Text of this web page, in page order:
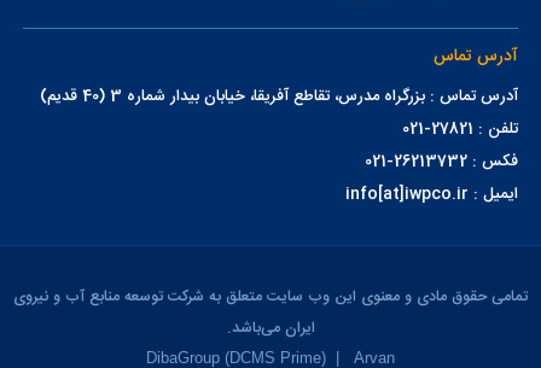
آدرس تماس
آدرس تماس : بزرگراه مدرس، تقاطع آفریقا، خیابان بیدار شماره 3 (40 قدیم)
تلفن : 27821-021
فکس : 26213732-021
ایمیل : info[at]iwpco.ir
تمامی حقوق مادی و معنوی این وب سایت متعلق به شرکت توسعه منابع آب و نیروی
ایران می‌باشد.
DibaGroup (DCMS Prime) Arvan